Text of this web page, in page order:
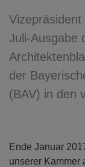
Juli-Ausgabe
der
(BAV) in den
Ende Januar
unserer Kammer